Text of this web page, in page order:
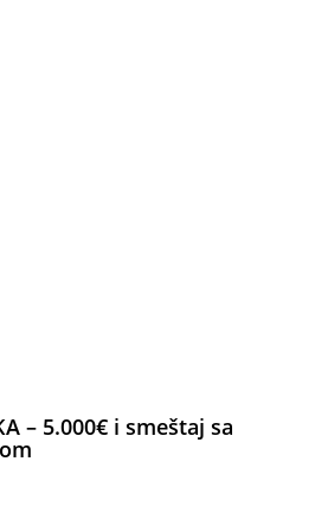
– 5.000€ i smeštaj sa